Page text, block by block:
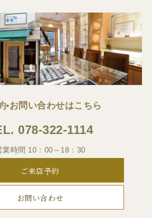
•お問い合わせはこちら
078-322-1114
業時間 10：00～18：30
ご来店予約
お問い合わせ